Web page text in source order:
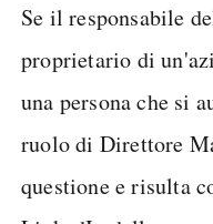
Se il responsabile
proprietario di
una persona che si
ruolo di Direttore
questione e risulta